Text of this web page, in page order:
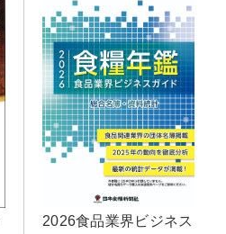
2026食品業界ビジネス